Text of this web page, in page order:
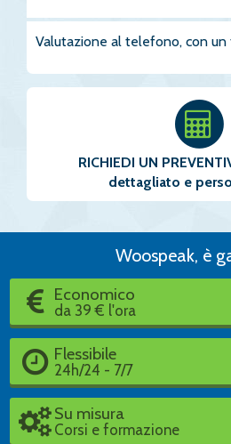
Valutazione al telefono, con
RICHIEDI UN
dettagliato e
Woospeak, è
Economico
da 39 € l'ora
Flessibile
24h/24 - 7/7
Su misura
Corsi e formazione